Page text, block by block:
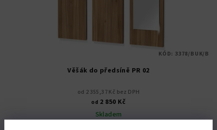
Věšák do předsíně PR 02
od 2 355,37 Kč bez DPH
od 2 850 Kč
Skladem
KÓD: 3378/BUK/B